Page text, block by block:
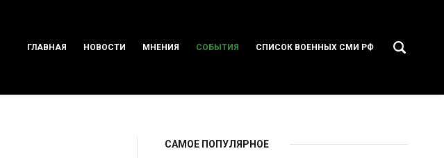
ГЛАВНАЯ НОВОСТИ МНЕНИЯ СОБЫТИЯ СПИСОК ВОЕННЫХ СМИ РФ
САМОЕ ПОПУЛЯРНОЕ